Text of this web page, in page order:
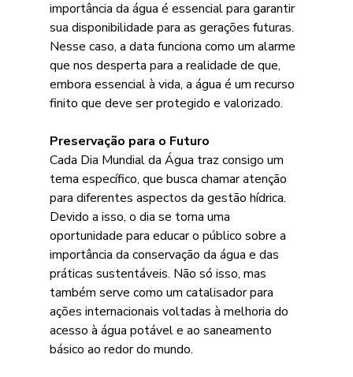
importância da água é essencial para garantir
sua disponibilidade para as gerações futuras.
Nesse caso, a data funciona como um alarme
que nos desperta para a realidade de que,
embora essencial à vida, a água é um recurso
finito que deve ser protegido e valorizado.
Preservação para o Futuro
Cada Dia Mundial da Água traz consigo um
tema específico, que busca chamar atenção
para diferentes aspectos da gestão hídrica.
Devido a isso, o dia se torna uma
oportunidade para educar o público sobre a
importância da conservação da água e das
práticas sustentáveis. Não só isso, mas
também serve como um catalisador para
ações internacionais voltadas à melhoria do
acesso à água potável e ao saneamento
básico ao redor do mundo.